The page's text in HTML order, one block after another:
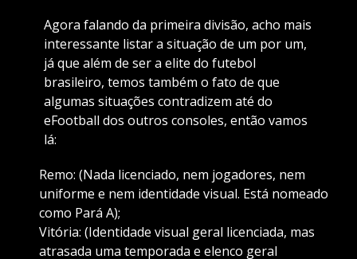
Agora falando da primeira divisão, acho mais
interessante listar a situação de um por um,
já que além de ser a elite do futebol
brasileiro, temos também o fato de que
algumas situações contradizem até do
eFootball dos outros consoles, então vamos
lá:
Remo: (Nada licenciado, nem jogadores, nem
uniforme e nem identidade visual. Está nomeado
como Pará A);
Vitória: (Identidade visual geral licenciada, mas
atrasada uma temporada e elenco geral